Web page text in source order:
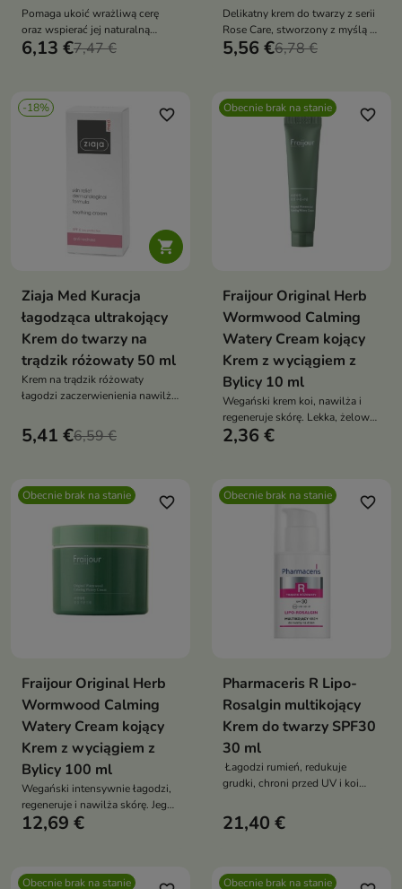
Pomaga ukoić wrażliwą cerę
oraz wspierać jej naturalną
odporność na czynniki
6,13 €7,47 €
Delikatny krem do twarzy z serii
Rose Care, stworzony z myślą o
codziennej pielęgnacji skóry
5,56 €6,78 €
-18%

favorite_border
Ziaja Med Kuracja
łagodząca ultrakojący
Krem do twarzy na
trądzik różowaty 50 ml
Krem na trądzik różowaty
łagodzi zaczerwienienia nawilża
naskórek zmniejsza nierówności
i koi wrażliwą skórę z
5,41 €6,59 €
Obecnie brak na stanie favorite_border
Fraijour Original Herb
Wormwood Calming
Watery Cream kojący
Krem z wyciągiem z
Bylicy 10 ml
Wegański krem koi, nawilża i
regeneruje skórę. Lekka, żelowa
formuła szybko się wchłania,
odwodnionej
2,36 €
Obecnie brak na stanie favorite_border
Fraijour Original Herb
Wormwood Calming
Watery Cream kojący
Krem z wyciągiem z
Bylicy 100 ml
Wegański intensywnie łagodzi,
regeneruje i nawilża skórę. Jego
lekka, żelowa formuła
wrażliwej cerze
12,69 €
Obecnie brak na stanie favorite_border
Pharmaceris R Lipo-
Rosalgin multikojący
Krem do twarzy SPF30
30 ml
Łagodzi rumień, redukuje
grudki, chroni przed UV i koi
codziennej pielęgnacji i pod
makijaż
21,40 €
Obecnie brak na stanie Obecnie brak na stanie